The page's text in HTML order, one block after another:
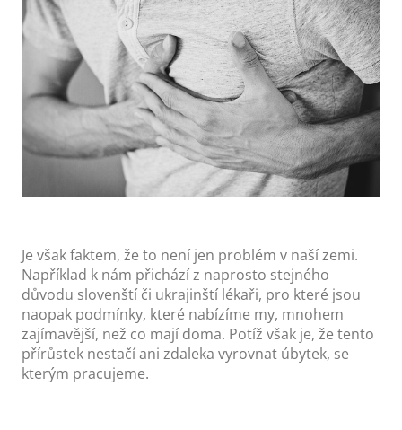
Je však faktem, že to není jen problém v naší zemi.
Například k nám přichází z naprosto stejného
důvodu slovenští či ukrajinští lékaři, pro které jsou
naopak podmínky, které nabízíme my, mnohem
zajímavější, než co mají doma. Potíž však je, že tento
přírůstek nestačí ani zdaleka vyrovnat úbytek, se
kterým pracujeme.